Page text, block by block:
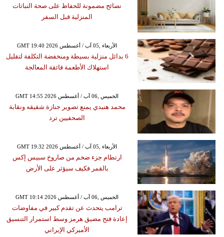
نصائح مضمونة للحفاظ على صحة النباتات
المنزلية قبل السفر
GMT 19:40 2026 الأربعاء ,05 آب / أغسطس
6 بدائل منزلية بسيطة ومنخفضة التكلفة لتقليل
استهلاك الأطعمة فائقة المعالجة
GMT 14:55 2026 الخميس ,06 آب / أغسطس
محمد هنيدي يمنع تصوير جنازة شقيقه ونقابة
الصحفيين ترد
GMT 19:32 2026 الأربعاء ,05 آب / أغسطس
ارتطام جزء ضخم من صاروخ سبيس إكس
بالقمر فكيف سيؤثر على الأرض
GMT 10:14 2026 الخميس ,06 آب / أغسطس
ترامب يتحدث عن تقدم كبير في مفاوضات
إعادة فتح مضيق هرمز وسط استمرار التنسيق
الأميركي الإيراني